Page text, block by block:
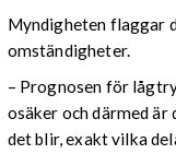
Myndigheten flaggar
omständigheter.
– Prognosen för
osäker och därmed
det blir, exakt vilka